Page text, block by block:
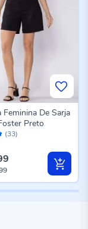
(33)
Feminina De Sarja
Preto